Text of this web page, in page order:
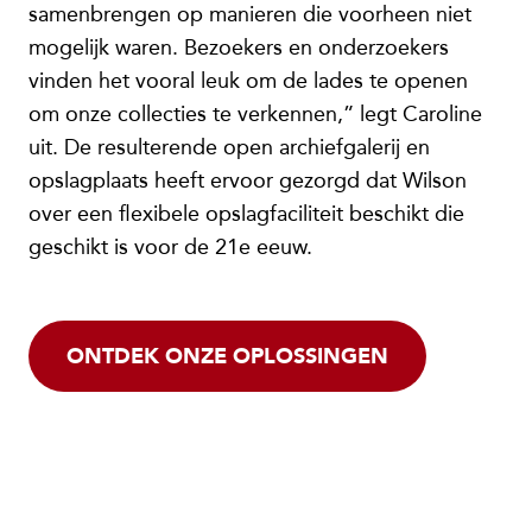
samenbrengen op manieren die voorheen niet
mogelijk waren. Bezoekers en onderzoekers
vinden het vooral leuk om de lades te openen
om onze collecties te verkennen,” legt Caroline
uit. De resulterende open archiefgalerij en
opslagplaats heeft ervoor gezorgd dat Wilson
over een flexibele opslagfaciliteit beschikt die
geschikt is voor de 21e eeuw.
ONTDEK ONZE OPLOSSINGEN